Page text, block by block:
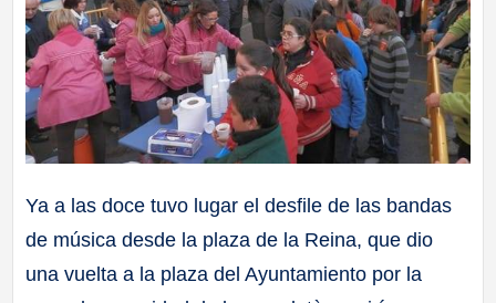
Ya a las doce tuvo lugar el desfile de las bandas
de música desde la plaza de la Reina, que dio
una vuelta a la plaza del Ayuntamiento por la